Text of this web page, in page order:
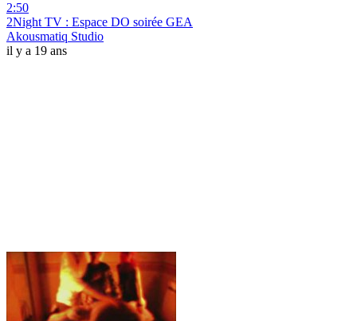
2:50
2Night TV : Espace DO soirée GEA
Akousmatiq Studio
il y a 19 ans